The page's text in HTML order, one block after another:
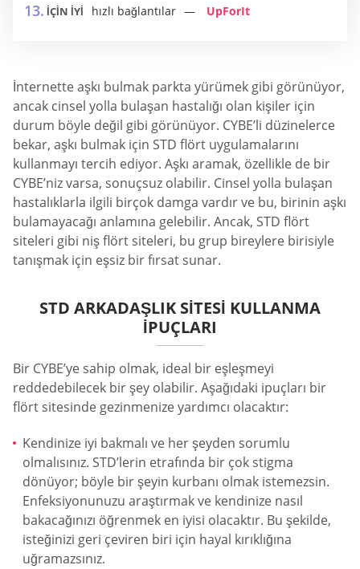
İÇİN İYİ hızlı bağlantılar UpForIt
İnternette aşkı bulmak parkta yürümek gibi görünüyor,
ancak cinsel yolla bulaşan hastalığı olan kişiler için
durum böyle değil gibi görünüyor. CYBE’li düzinelerce
bekar, aşkı bulmak için STD flört uygulamalarını
kullanmayı tercih ediyor. Aşkı aramak, özellikle de bir
CYBE’niz varsa, sonuçsuz olabilir. Cinsel yolla bulaşan
hastalıklarla ilgili birçok damga vardır ve bu, birinin aşkı
bulamayacağı anlamına gelebilir. Ancak, STD flört
siteleri gibi niş flört siteleri, bu grup bireylere birisiyle
tanışmak için eşsiz bir fırsat sunar.
STD ARKADAŞLIK SITESI KULLANMA
İPUÇLARI
Bir CYBE’ye sahip olmak, ideal bir eşleşmeyi
reddedebilecek bir şey olabilir. Aşağıdaki ipuçları bir
flört sitesinde gezinmenize yardımcı olacaktır:
Kendinize iyi bakmalı ve her şeyden sorumlu
olmalısınız. STD’lerin etrafında bir çok stigma
dönüyor; böyle bir şeyin kurbanı olmak istemezsin.
Enfeksiyonunuzu araştırmak ve kendinize nasıl
bakacağınızı öğrenmek en iyisi olacaktır. Bu şekilde,
isteğinizi geri çeviren biri için hayal kırıklığına
uğramazsınız.